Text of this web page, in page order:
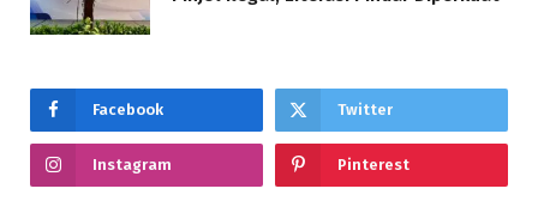
Facebook Twitter
Instagram Pinterest